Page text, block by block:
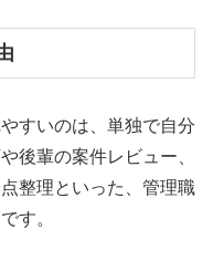
すいのは、単独で自分
後輩の案件レビュー、
整理といった、管理職
す。